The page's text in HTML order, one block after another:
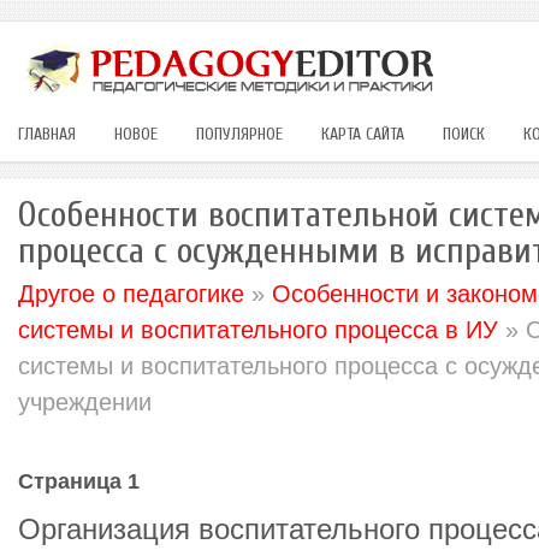
ГЛАВНАЯ НОВОЕ ПОПУЛЯРНОЕ КАРТА САЙТА ПОИСК
Особенности воспитательной
процесса с осужденными в
Другое о педагогике » Особенности и
системы и воспитательного процесса в ИУ »
системы и воспитательного процесса с
учреждении
Страница 1
Организация воспитательного